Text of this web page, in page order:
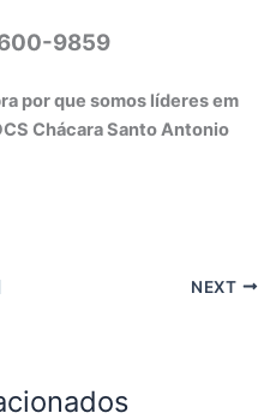
9859
por que somos líderes em
Chácara Santo Antonio
NEXT